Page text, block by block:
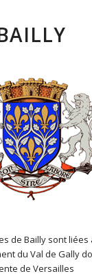
de Bailly sont liées
du Val de Gally
de Versailles